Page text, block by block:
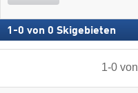
1 -0 von 0 Skigebieten
1-0von